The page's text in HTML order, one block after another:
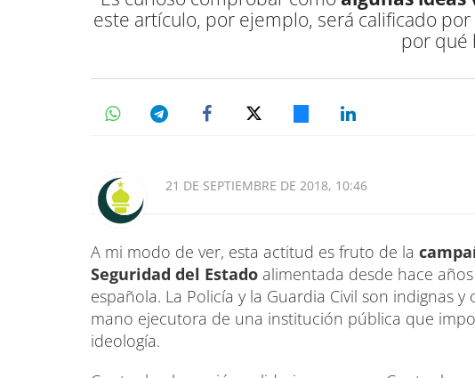
este artículo, por ejemplo, será calificado por
por qué
21 DE SEPTIEMBRE DE 2018, 10:46
A mi modo de ver, esta actitud es fruto de la
Seguridad del Estado alimentada desde hace
española. La Policía y la Guardia Civil son indignas
mano ejecutora de una institución pública que
ideología.